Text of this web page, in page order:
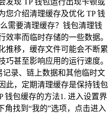
您介绍清理缓存及优化 TP 钱
需要清理缓存？钱包清理钱
效率而临时存储的一些数据。
推移，缓存文件可能会不断累
巧甚至影响应用的运行速度。
记录、链上数据和其他临时文
此，定期清理缓存是保持钱包
钱包缓存的方法1. 进入设置界
角找到“我的”选项，点击进入